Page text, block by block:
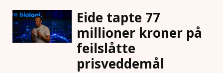
Eide tapte 77
millioner kroner på
feilslåtte
prisveddemål